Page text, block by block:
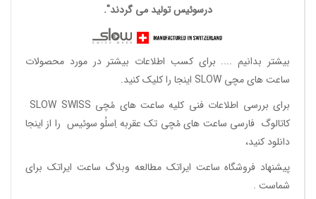
درسوئیس تولید می گردند".
بیشتر بدانیم .... برای کسب اطلاعات بیشتر در مورد محصولات
ساعت های مچی SLOW اینجا را کلیک کنید.
برای بررسی اطلاعات فنی کلیه ساعت های مُچی SLOW SWISS
کاتالوگ فارسی ساعت های مُچی تک عقربه اِسلُو سوئیس را از اینجا
دانلود کنید،
پیشنهاد فروشگاه ساعت ایراتک مطالعه وبلاگ ساعت ایراتک برای
شماست .